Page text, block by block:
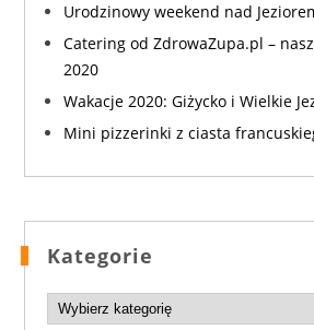
Urodzinowy weekend nad
Catering od ZdrowaZupa.pl –
2020
Wakacje 2020: Giżycko i Wielkie
Mini pizzerinki z ciasta
Kategorie
Kategorie